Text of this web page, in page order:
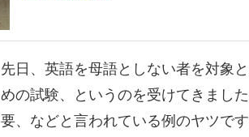
先日、英語を母語としない者を対象
めの試験、というのを受けてきまし
要、などと言われている例のヤツで